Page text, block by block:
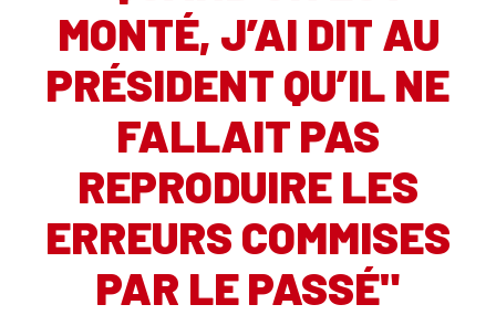
MONTÉ, J’AI DIT AU
PRÉSIDENT QU’IL NE
FALLAIT PAS
REPRODUIRE LES
ERREURS COMMISES
PAR LE PASSÉ"